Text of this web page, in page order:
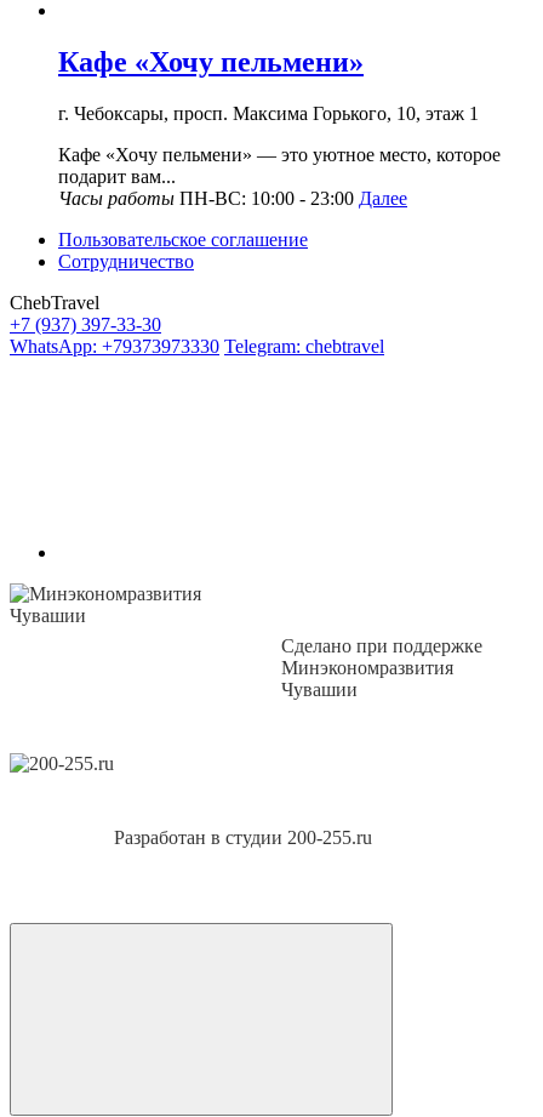
Кафе «Хочу пельмени»
г. Чебоксары, просп. Максима Горького, 10, этаж 1
Кафе «Хочу пельмени» — это уютное место, которое
подарит вам...
Часы работы ПН-ВС: 10:00 - 23:00 Далее
Пользовательское соглашение
Сотрудничество
ChebTravel
+7 (937) 397-33-30
WhatsApp: +79373973330 Telegram: chebtravel
Сделано при поддержке
Минэкономразвития
Чувашии
Разработан в студии 200-255.ru